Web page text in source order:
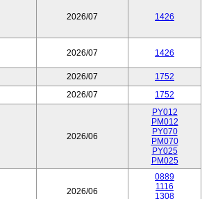
2026/07 1426
2026/07 1426
2026/07
1752
2026/07 1752
2026/06
PY012
PM012
PY070
PM070
PY025
PM025
2026/06
0889
1116
1308